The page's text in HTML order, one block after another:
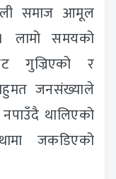
समाज आमूल
लामो समयको
गुज्रिएको र
जनसंख्याले
थालिएको
जकडिएको